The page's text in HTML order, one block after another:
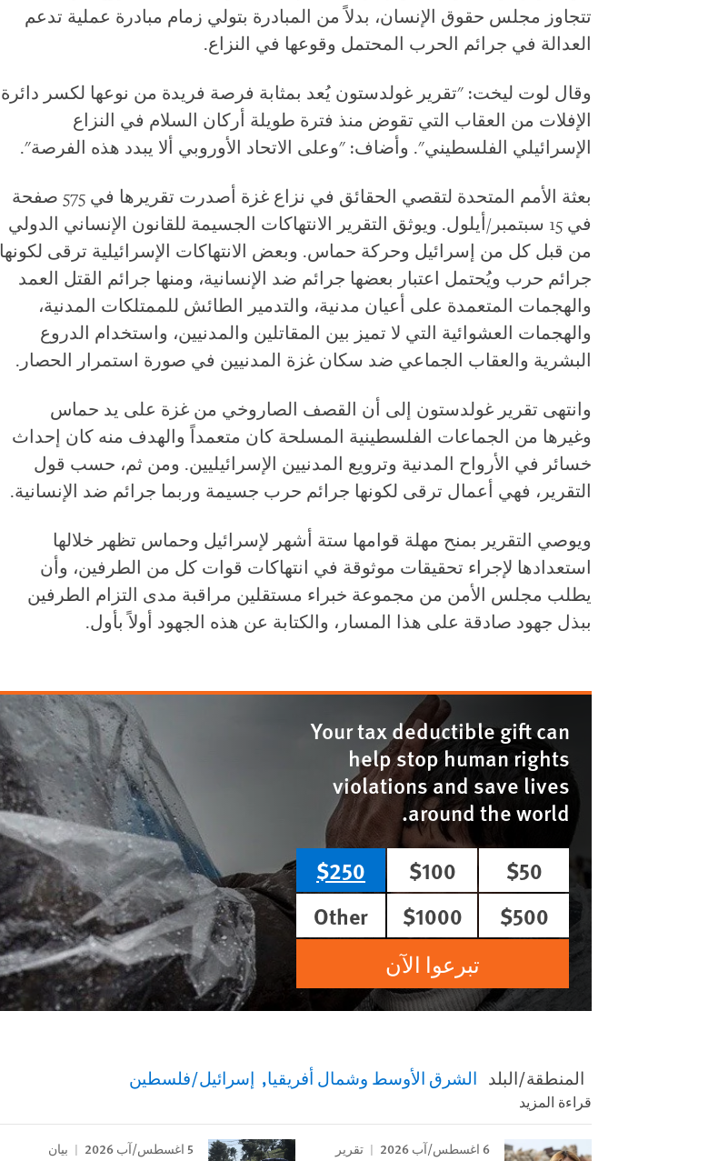
تتجاوز مجلس حقوق الإنسان، بدلاً من المبادرة بتولي زمام مبادرة عملية تدعم
العدالة في جرائم الحرب المحتمل وقوعها في النزاع.
وقال لوت ليخت: "تقرير غولدستون يُعد بمثابة فرصة فريدة من نوعها لكسر دائرة
الإفلات من العقاب التي تقوض منذ فترة طويلة أركان السلام في النزاع
الإسرائيلي الفلسطيني". وأضاف: "وعلى الاتحاد الأوروبي ألا يبدد هذه الفرصة".
بعثة الأمم المتحدة لتقصي الحقائق في نزاع غزة أصدرت تقريرها في 575 صفحة
في 15 سبتمبر/أيلول. ويوثق التقرير الانتهاكات الجسيمة للقانون الإنساني الدولي
من قبل كل من إسرائيل وحركة حماس. وبعض الانتهاكات الإسرائيلية ترقى لكونها
جرائم حرب ويُحتمل اعتبار بعضها جرائم ضد الإنسانية، ومنها جرائم القتل العمد
والهجمات المتعمدة على أعيان مدنية، والتدمير الطائش للممتلكات المدنية،
والهجمات العشوائية التي لا تميز بين المقاتلين والمدنيين، واستخدام الدروع
البشرية والعقاب الجماعي ضد سكان غزة المدنيين في صورة استمرار الحصار.
وانتهى تقرير غولدستون إلى أن القصف الصاروخي من غزة على يد حماس
وغيرها من الجماعات الفلسطينية المسلحة كان متعمداً والهدف منه كان إحداث
خسائر في الأرواح المدنية وترويع المدنيين الإسرائيليين. ومن ثم، حسب قول
التقرير، فهي أعمال ترقى لكونها جرائم حرب جسيمة وربما جرائم ضد الإنسانية.
ويوصي التقرير بمنح مهلة قوامها ستة أشهر لإسرائيل وحماس تظهر خلالها
استعدادها لإجراء تحقيقات موثوقة في انتهاكات قوات كل من الطرفين، وأن
يطلب مجلس الأمن من مجموعة خبراء مستقلين مراقبة مدى التزام الطرفين
ببذل جهود صادقة على هذا المسار، والكتابة عن هذه الجهود أولاً بأول.
Your tax deductible gift can
help stop human rights
violations and save lives
around the world.
$50
$100
$250
$500
$1000
Other
تبرعوا الآن
المنطقة/البلد الشرق الأوسط وشمال أفريقيا إسرائيل/فلسطين
قراءة المزيد
6 اغسطس/آب 2026 تقرير 5 اغسطس/آب 2026
بيان